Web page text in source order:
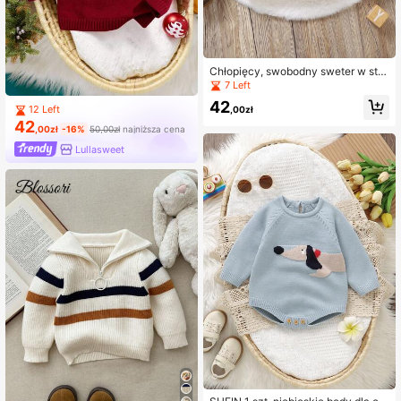
12 Left
42,00zł -16% 50,00złnajniższa cena
Lullasweet
Chłopięcy, swobodny sweter w styl
u Falkland, z długim rękawem
7 Left
42 ,00zł